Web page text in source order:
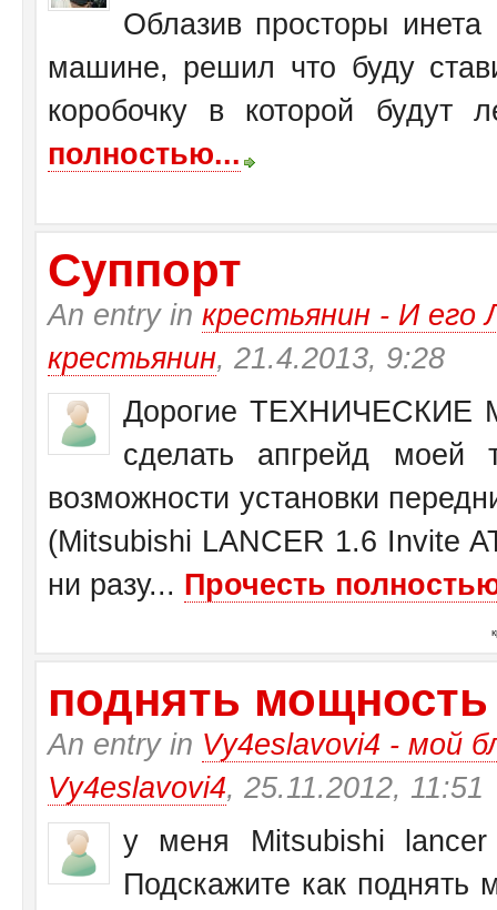
Облазив просторы
машине, решил что буду
коробочку в которой будут
полностью...
Суппорт
An entry in крестьянин - И
крестьянин, 21.4.2013, 9:28
Дорогие ТЕХНИЧЕСКИЕ
сделать апгрейд моей
возможности установки
(Mitsubishi LANCER 1.6 Invite
ни разу... Прочесть
поднять
An entry in Vy4eslavovi4 - мой
Vy4eslavovi4, 25.11.2012, 11:51
у меня Mitsubishi
Подскажите как поднять